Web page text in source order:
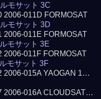
モサット 3C
2006-011D FORMOSAT
モサット 3D
2006-011E FORMOSAT
モサット 3E
2006-011F FORMOSAT
モサット 3F
2006-015A YAOGAN 1…
2006-016A CLOUDSAT…